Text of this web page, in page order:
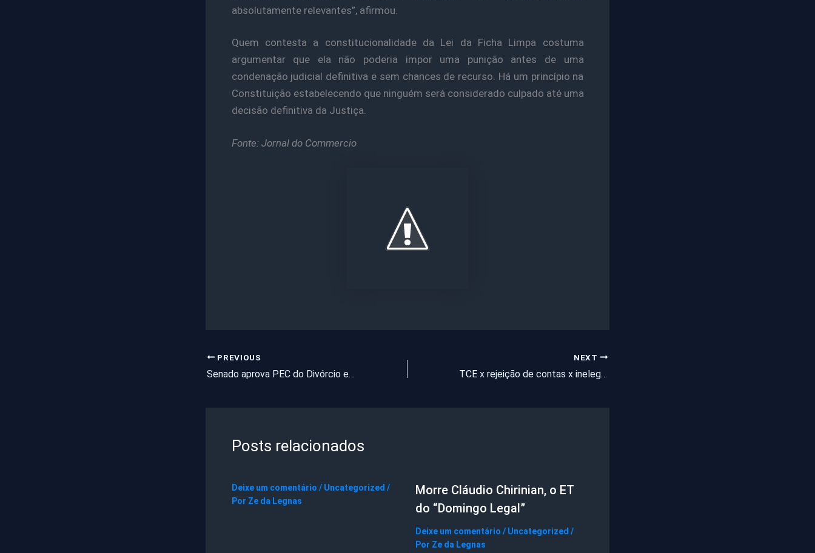
absolutamente relevantes”, afirmou.
Quem contesta a constitucionalidade da Lei da Ficha Limpa costuma
argumentar que ela não poderia impor uma punição antes de uma
condenação judicial definitiva e sem chances de recurso. Há um princípio na
Constituição estabelecendo que ninguém será considerado culpado até uma
decisão definitiva da Justiça.
Fonte: Jornal do Commercio
PREVIOUS
Senado aprova PEC do Divórcio e PEC da Juventude
NEXT
TCE x rejeição de contas x inelegibilidade
Posts relacionados
Deixe um comentário / Uncategorized /
Por Ze da Legnas
Morre Cláudio Chirinian, o ET
do “Domingo Legal”
Deixe um comentário / Uncategorized /
Por Ze da Legnas